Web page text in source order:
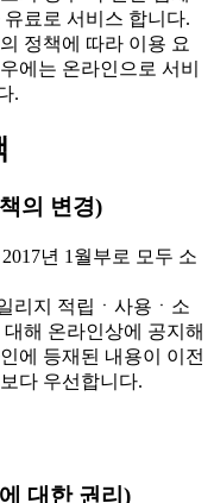
료로 서비스 합니다.
정책에 따라 이용 요
에는 온라인으로 서비
.
의 변경)
년 1월부로 모두 소
리지 적립ㆍ사용ㆍ소
해 온라인상에 공지해
에 등재된 내용이 이전
다 우선합니다.
대한 권리)